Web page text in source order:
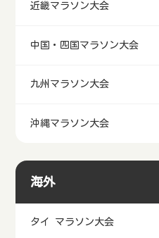
近畿マラソン大会
中国・四国マラソン大会
九州マラソン大会
沖縄マラソン大会
海外
タイ マラソン大会